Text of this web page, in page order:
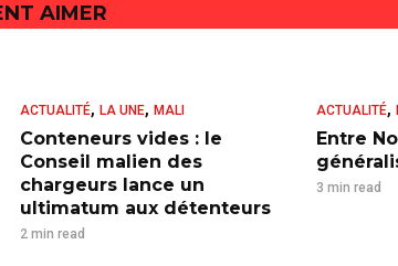
AIMER
ACTUALITÉ, LA UNE, MALI
Conteneurs vides : le
Conseil malien des
chargeurs lance un
ultimatum aux détenteurs
2 min read
ACTUALITÉ,
Entre
3 min read